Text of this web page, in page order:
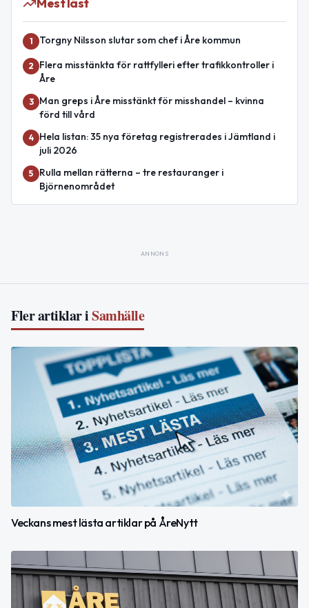
1 Torgny Nilsson slutar som chef i Åre kommun
2
Flera misstänkta för rattfylleri efter trafikkontroller i
Åre
3
Man greps i Åre misstänkt för misshandel – kvinna
förd till vård
4
Hela listan: 35 nya företag registrerades i Jämtland i
juli 2026
5
Rulla mellan rätterna – tre restauranger i
Björnenområdet
ANNONS
Fler artiklar iSamhälle
Veckans mest lästa artiklar på ÅreNytt